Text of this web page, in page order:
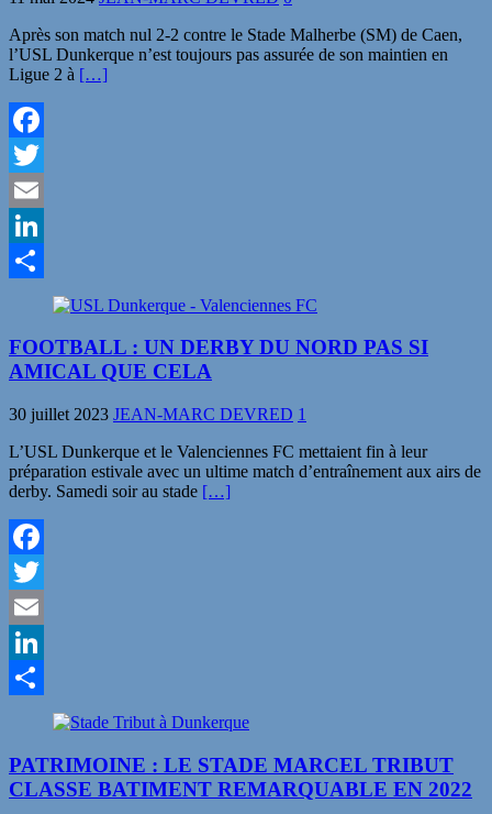
Après son match nul 2-2 contre le Stade Malherbe (SM) de Caen,
l’USL Dunkerque n’est toujours pas assurée de son maintien en
Ligue 2 à […]
Facebook
Twitter
Email
LinkedIn
Partager
FOOTBALL : UN DERBY DU NORD PAS SI
AMICAL QUE CELA
30 juillet 2023 JEAN-MARC DEVRED 1
L’USL Dunkerque et le Valenciennes FC mettaient fin à leur
préparation estivale avec un ultime match d’entraînement aux airs de
derby. Samedi soir au stade […]
Facebook
Twitter
Email
LinkedIn
Partager
PATRIMOINE : LE STADE MARCEL TRIBUT
CLASSE BATIMENT REMARQUABLE EN 2022